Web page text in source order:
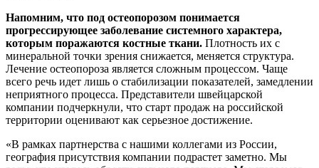
Напомним, что под остеопорозом понимается
прогрессирующее заболевание системного характера,
которым поражаются костные ткани. Плотность их с
минеральной точки зрения снижается, меняется структура.
Лечение остеопороза является сложным процессом. Чаще
всего речь идет лишь о стабилизации показателей, замедлении
неприятного процесса. Представители швейцарской
компании подчеркнули, что старт продаж на российской
территории оценивают как серьезное достижение.
«В рамках партнерства с нашими коллегами из России,
география присутствия компании подрастет заметно. Мы